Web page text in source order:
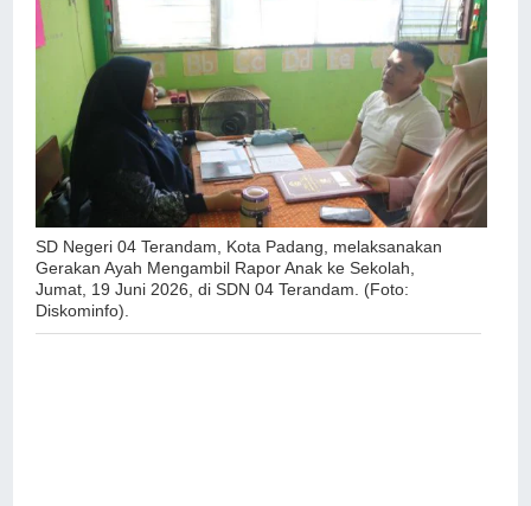
SD Negeri 04 Terandam, Kota Padang, melaksanakan
Gerakan Ayah Mengambil Rapor Anak ke Sekolah,
Jumat, 19 Juni 2026, di SDN 04 Terandam. (Foto:
Diskominfo).